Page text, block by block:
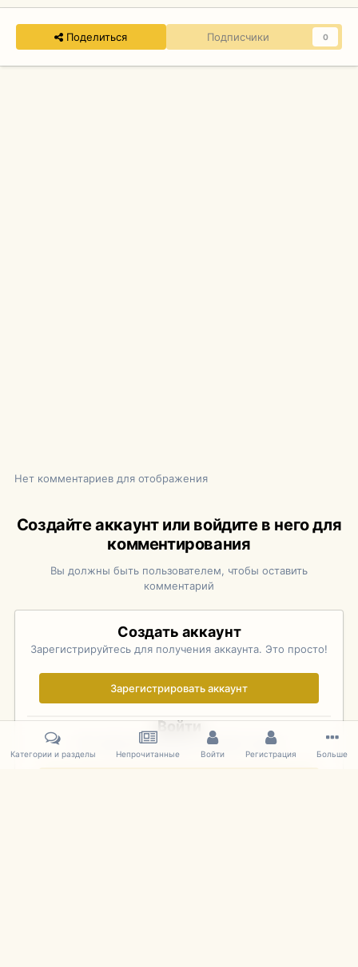
Поделиться Подписчики 0
Нет комментариев для отображения
Создайте аккаунт или войдите в него для
комментирования
Вы должны быть пользователем, чтобы оставить
комментарий
Создать аккаунт
Зарегистрируйтесь для получения аккаунта. Это просто!
Зарегистрировать аккаунт
Войти
Уже зарегистрированы? Войдите здесь.
Категории и разделы Непрочитанные Войти Регистрация Больше